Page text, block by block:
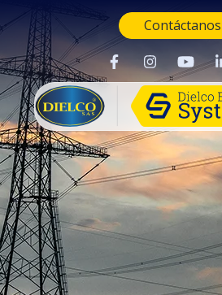
Contáctanos